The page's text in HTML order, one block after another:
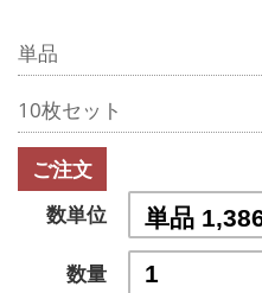
単品
10枚セット
ご注文
数単位
数量